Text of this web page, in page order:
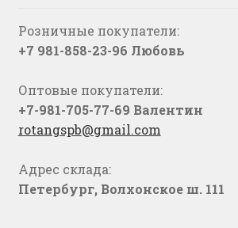
Розничные покупатели:
+7 981-858-23-96 Любовь
Оптовые покупатели:
+7-981-705-77-69 Валентин
rotangspb@gmail.com
Адрес склада:
Петербург, Волхонское ш. 111